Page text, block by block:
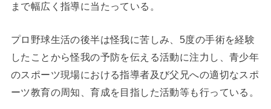
まで幅広く指導に当たっている。
プロ野球生活の後半は怪我に苦しみ、5度の手術を経験
したことから怪我の予防を伝える活動に注力し、青少年
のスポーツ現場における指導者及び父兄への適切なスポ
ーツ教育の周知、育成を目指した活動等も行っている。